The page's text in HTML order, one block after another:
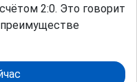
2:0. Это говорит